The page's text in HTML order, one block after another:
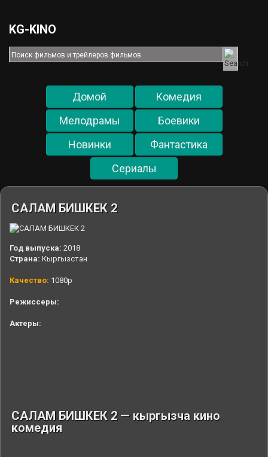
KG-KINO
Домой
Комедия
Мелодрамы
Боевики
Новинки
Фантастика
Cериалы
САЛАМ БИШКЕК 2
Год выпуска: 2018
Страна: Кыргызстан
Качество: 1080p
Режиссеры:
Актеры:
САЛАМ БИШКЕК 2 — кыргызча кино
комедия